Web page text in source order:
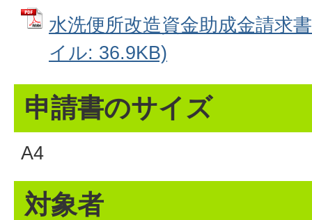
水洗便所改造資金助成金請求
イル: 36.9KB)
申請書のサイズ
A4
対象者